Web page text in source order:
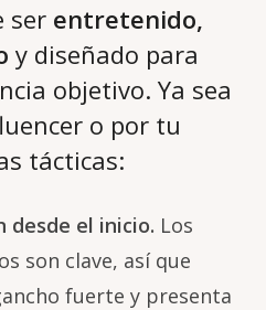
ser entretenido,
y diseñado para
objetivo. Ya sea
o por tu
tácticas:
desde el inicio. Los
son clave, así que
fuerte y presenta